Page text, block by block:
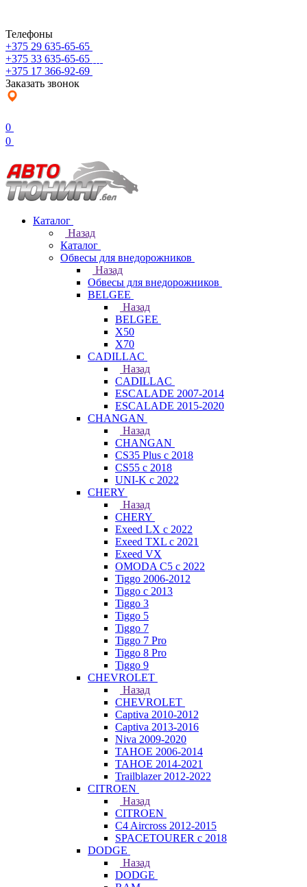
Телефоны
+375 29 635-65-65
+375 33 635-65-65
+375 17 366-92-69
Заказать звонок
0
0
Каталог
Назад
Каталог
Обвесы для внедорожников
Назад
Обвесы для внедорожников
BELGEE
Назад
BELGEE
X50
X70
CADILLAC
Назад
CADILLAC
ESCALADE 2007-2014
ESCALADE 2015-2020
CHANGAN
Назад
CHANGAN
CS35 Plus с 2018
CS55 с 2018
UNI-K с 2022
CHERY
Назад
CHERY
Exeed LX с 2022
Exeed TXL с 2021
Exeed VX
OMODA C5 с 2022
Tiggo 2006-2012
Tiggo с 2013
Tiggo 3
Tiggo 5
Tiggo 7
Tiggo 7 Pro
Tiggo 8 Pro
Tiggo 9
CHEVROLET
Назад
CHEVROLET
Captiva 2010-2012
Captiva 2013-2016
Niva 2009-2020
TAHOE 2006-2014
TAHOE 2014-2021
Trailblazer 2012-2022
CITROEN
Назад
CITROEN
C4 Aircross 2012-2015
SPACETOURER с 2018
DODGE
Назад
DODGE